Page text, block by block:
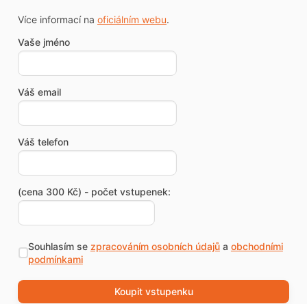
Více informací na oficiálním webu.
Vaše jméno
Váš email
Váš telefon
(cena 300 Kč) - počet vstupenek:
Souhlasím se zpracováním osobních údajůa obchodními
podmínkami
Koupit vstupenku